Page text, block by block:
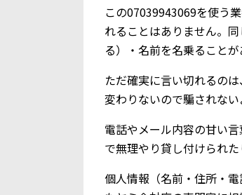
この07039943069を使う
れることはありません。
る）・名前を名乗ることが
ただ確実に言い切れるの
変わりないので騙されない
電話やメール内容の甘い
で無理やり貸し付けられ
個人情報（名前・住所・